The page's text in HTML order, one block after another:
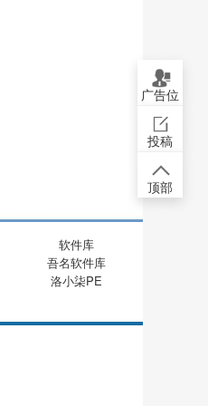
软件库
吾名软件库
洛小柒PE
广告位
投稿
顶部